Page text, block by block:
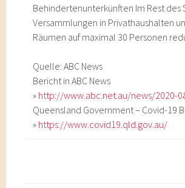
Behindertenunterkünften Im Rest des
Versammlungen in Privathaushalten
Räumen auf maximal 30 Personen
Quelle: ABC News
Bericht in ABC News
» http://www.abc.net.au/news/2020-
Queensland Government – Covid-19
» https://www.covid19.qld.gov.au/